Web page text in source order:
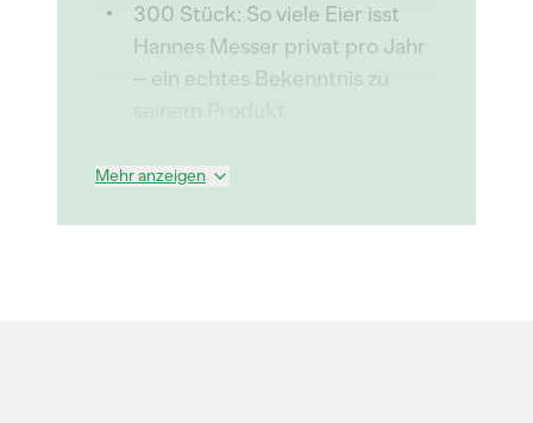
300 Stück: So viele Eier isst
Hannes Messer privat pro Jahr
– ein echtes Bekenntnis zu
Mehr anzeigen